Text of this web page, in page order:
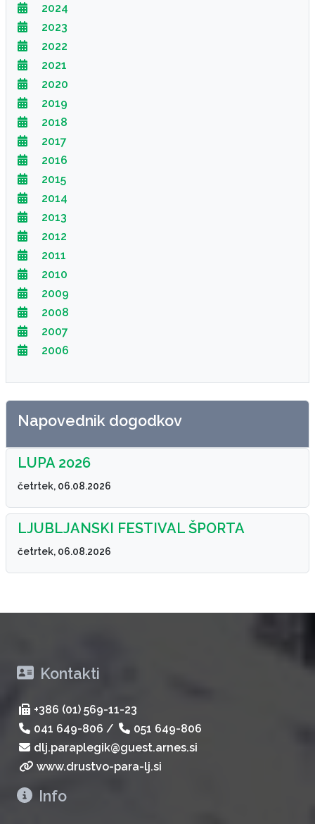
2024
2023
2022
2021
2020
2019
2018
2017
2016
2015
2014
2013
2012
2011
2010
2009
2008
2007
2006
Napovednik dogodkov
LUPA 2026
četrtek, 06.08.2026
LJUBLJANSKI FESTIVAL ŠPORTA
četrtek, 06.08.2026
Kontakti
+386 (01) 569-11-23
041 649-806 /
051 649-806
dlj.paraplegik@guest.arnes.si
www.drustvo-para-lj.si
Info